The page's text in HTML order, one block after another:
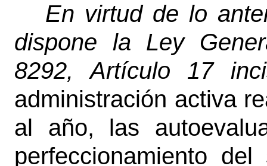
En virtud de lo
dispone la Ley
8292, Artículo 17
administración activa
al año, las
perfeccionamiento